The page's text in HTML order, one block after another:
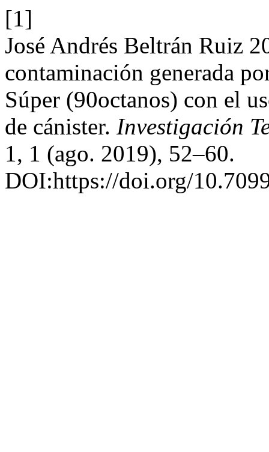
[1]
José Andrés Beltrán Ruiz
contaminación generada
Súper (90octanos) con el
de cánister. Investigación
1, 1 (ago. 2019), 52–60.
DOI:https://doi.org/